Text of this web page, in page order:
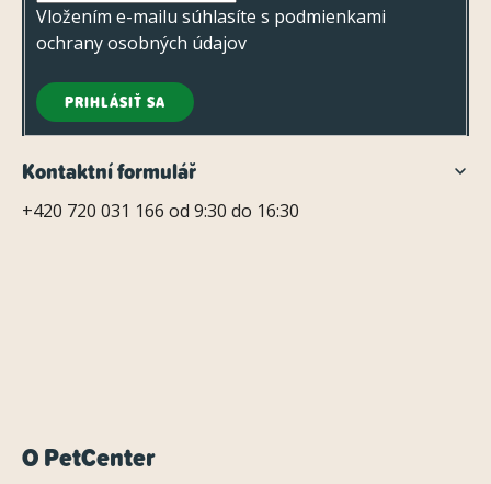
u
Vložením e-mailu súhlasíte s podmienkami
ochrany osobných údajov
PRIHLÁSIŤ SA
Kontaktní formulář
+420 720 031 166 od 9:30 do 16:30
O PetCenter